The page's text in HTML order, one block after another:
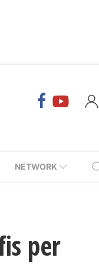
NETWORK
per